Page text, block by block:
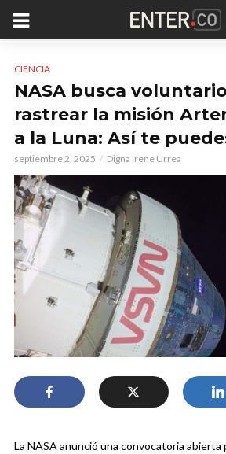
CIENCIA
NASA busca
rastrear la misión
a la Luna: Así te
septiembre 2, 2025 Digna Irene Urrea
La NASA anunció una convocatoria